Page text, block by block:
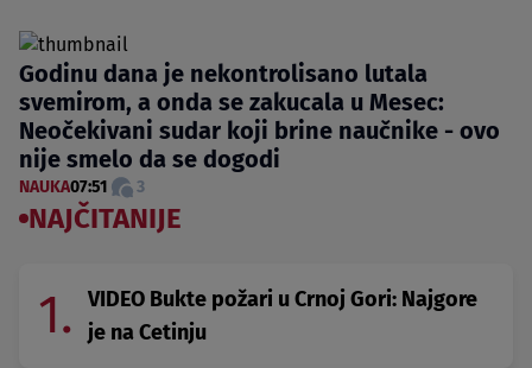
Godinu dana je nekontrolisano lutala
svemirom, a onda se zakucala u Mesec:
Neočekivani sudar koji brine naučnike - ovo
nije smelo da se dogodi
NAUKA07:51 3
NAJČITANIJE
1.
VIDEO Bukte požari u Crnoj Gori: Najgore
je na Cetinju